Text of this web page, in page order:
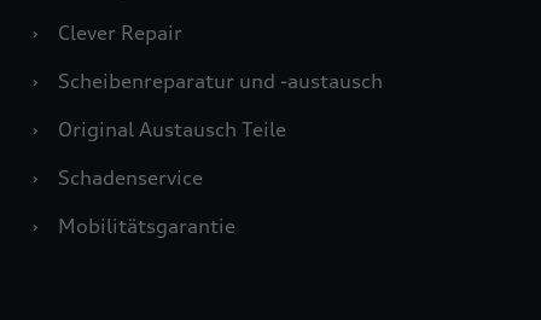
›
Clever Repair
›
Scheibenreparatur und -austausch
›
Original Austausch Teile
›
Schadenservice
›
Mobilitätsgarantie